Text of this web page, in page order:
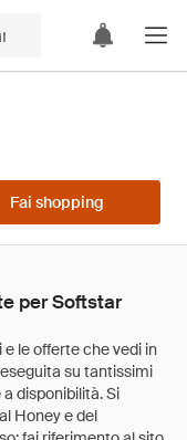
Fai shopping
per Softstar